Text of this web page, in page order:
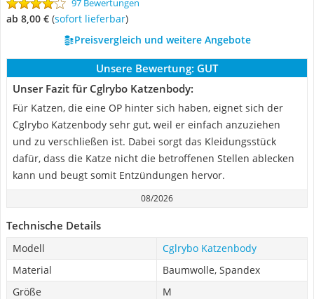
97 Bewertungen
ab 8,00 € ( Sofort lieferbar)
Preisvergleich und weitere Angebote
Unsere Bewertung: GUT
Unser Fazit für Cglrybo Katzenbody:
Für Katzen, die eine OP hinter sich haben, eignet sich der
Cglrybo Katzenbody sehr gut, weil er einfach anzuziehen
und zu verschließen ist. Dabei sorgt das Kleidungsstück
dafür, dass die Katze nicht die betroffenen Stellen ablecken
kann und beugt somit Entzündungen hervor.
08/2026
Technische Details
Modell
Cglrybo Katzenbody
Material
Baumwolle, Spandex
Größe
M